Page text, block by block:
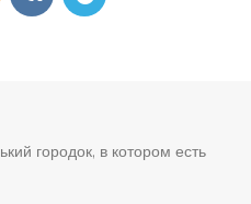
городок, в котором есть